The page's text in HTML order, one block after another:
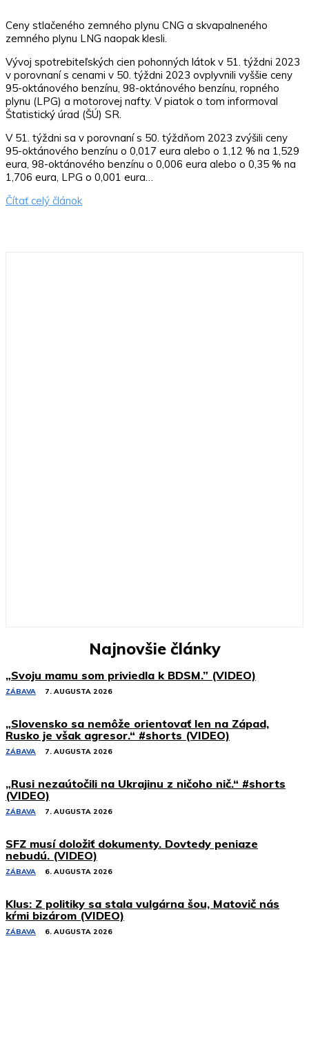
Ceny stlačeného zemného plynu CNG a skvapalneného
zemného plynu LNG naopak klesli.
Vývoj spotrebiteľských cien pohonných látok v 51. týždni 2023
v porovnaní s cenami v 50. týždni 2023 ovplyvnili vyššie ceny
95-oktánového benzínu, 98-oktánového benzínu, ropného
plynu (LPG) a motorovej nafty. V piatok o tom informoval
Štatistický úrad (ŠÚ) SR.
V 51. týždni sa v porovnaní s 50. týždňom 2023 zvýšili ceny
95-oktánového benzínu o 0,017 eura alebo o 1,12 % na 1,529
eura, 98-oktánového benzínu o 0,006 eura alebo o 0,35 % na
1,706 eura, LPG o 0,001 eura…
Čítať celý článok
Najnovšie články
„Svoju mamu som priviedla k BDSM.” (VIDEO)
ZÁBAVA 7. AUGUSTA 2026
„Slovensko sa nemôže orientovať len na Západ,
Rusko je však agresor.“ #shorts (VIDEO)
ZÁBAVA 7. AUGUSTA 2026
„Rusi nezaútočili na Ukrajinu z ničoho nič.“ #shorts
(VIDEO)
ZÁBAVA 7. AUGUSTA 2026
SFZ musí doložiť dokumenty. Dovtedy peniaze
nebudú. (VIDEO)
ZÁBAVA 6. AUGUSTA 2026
Klus: Z politiky sa stala vulgárna šou, Matovič nás
kŕmi bizárom (VIDEO)
ZÁBAVA 6. AUGUSTA 2026